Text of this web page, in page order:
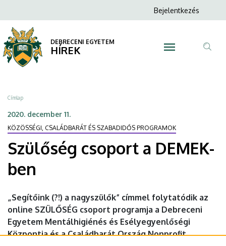
csoport
a
DEMEK-
ben
DEBRECENI
EGYETEM
a
tartalomra
Anonim
menüje
Bejelentkezés
DEBRECENI EGYETEM
HÍREK
Morzsa
Címlap
2020. december 11.
KÖZÖSSÉGI, CSALÁDBARÁT ÉS SZABADIDŐS PROGRAMOK
Szülőség csoport a DEMEK-
ben
„Segítőink (?!) a nagyszülők” címmel folytatódik az
online SZÜLŐSÉG csoport programja a Debreceni
Egyetem Mentálhigiénés és Esélyegyenlőségi
Központja és a Családbarát Ország Nonprofit